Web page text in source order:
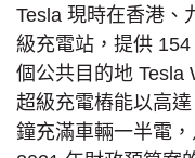
Tesla 現時在香港、
級充電站，提供
個公共⽬的地 Tesla
超級充電樁能以高
鐘充滿車輛一半電